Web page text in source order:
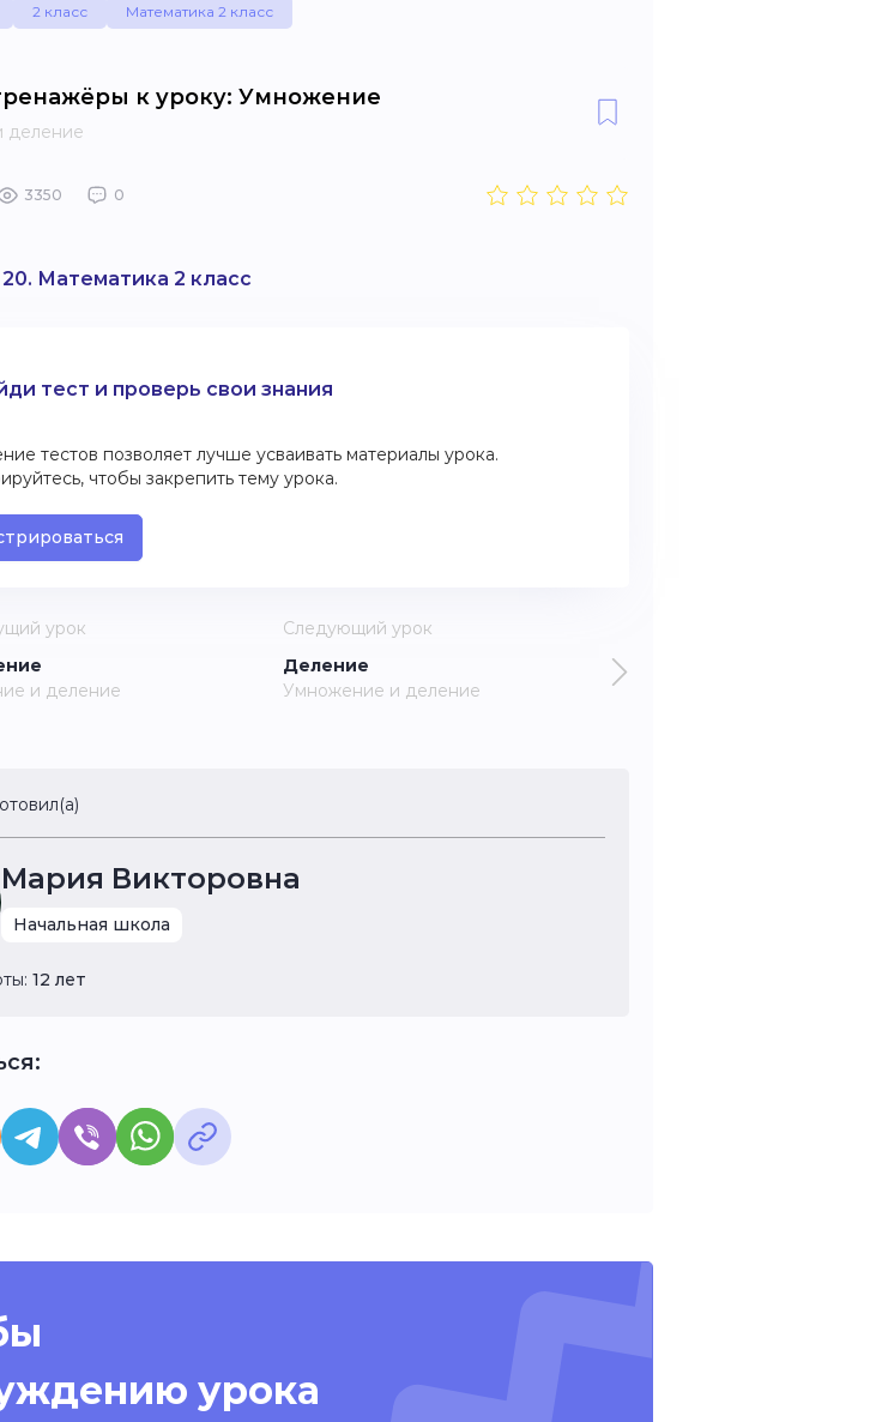
2 класс Математика 2 класс
к уроку: Умножение
деление
3350 0
Математика 2 класс
тест и проверь свои знания
тестов позволяет лучше усваивать материалы урока.
чтобы закрепить тему урока.
урок
и деление
Следующий урок
Деление
Умножение и деление
Мария Викторовна
Начальная школа
12 лет
урока